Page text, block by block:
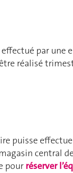
par une
réalisé
puisse
central
pour réserver